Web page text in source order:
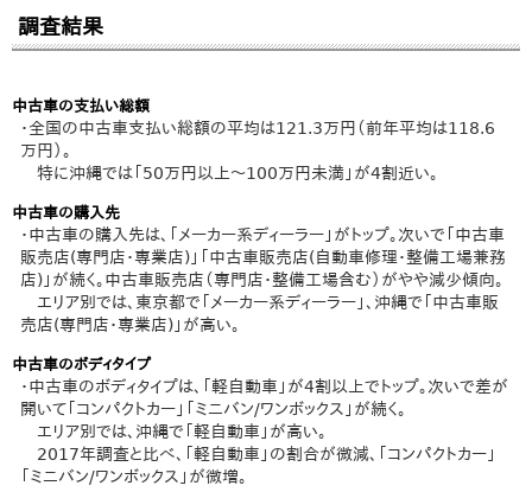
調査結果
中古車の支払い総額
・全国の中古車支払い総額の平均は121.3万円（前年平均は118.6
万円）。
特に沖縄では「50万円以上～100万円未満」が4割近い。
中古車の購入先
・中古車の購入先は、「メーカー系ディーラー」がトップ。次いで「中古車
販売店(専門店・専業店)」「中古車販売店(自動車修理・整備工場兼務
店)」が続く。中古車販売店（専門店・整備工場含む）がやや減少傾向。
エリア別では、東京都で「メーカー系ディーラー」、沖縄で「中古車販
売店(専門店・専業店)」が高い。
中古車のボディタイプ
・中古車のボディタイプは、「軽自動車」が4割以上でトップ。次いで差が
開いて「コンパクトカー」「ミニバン/ワンボックス」が続く。
エリア別では、沖縄で「軽自動車」が高い。
2017年調査と比べ、「軽自動車」の割合が微減、「コンパクトカー」
「ミニバン/ワンボックス」が微増。